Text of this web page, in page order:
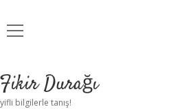
Uyarı
menüyü
Durağı
bilgilerle tanış!